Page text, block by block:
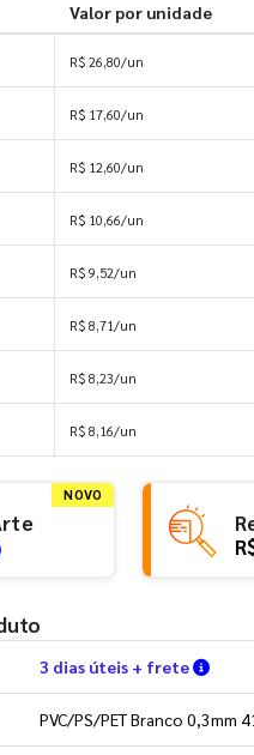
Valor por unidade
R$ 26,80/un
R$ 17,60/un
R$ 12,60/un
R$ 10,66/un
R$ 9,52/un
R$ 8,71/un
R$ 8,23/un
R$ 8,16/un
NOVO
3 dias úteis + frete
PVC/PS/PET Branco 0,3mm